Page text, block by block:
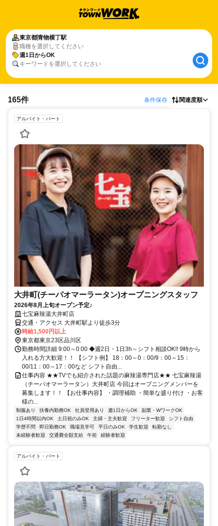
東京都青物横丁駅
職種を選択してください
週1日からOK
キーワードを選択してください
165件 条件保存 関連度順
アルバイト・パート
大井町(チーパオマーラータン)オープニングスタッフ
2026年8月上旬オープン予定♪
七宝麻辣湯大井町店
交通・アクセス 大井町駅より徒歩3分
時給1,500円以上
東京都東京23区品川区
勤務時間詳細 9:00～0:00 ◆週2日・1日3h～シフト相談OK!! 9時から
入れる方大歓迎！！ 【シフト例】 18：00～0：00/9：00～15：
00/11：00～17：00など シフト自由...
仕事内容 ★★TVでも紹介された話題の麻辣湯専門店★★ 七宝麻辣湯
（チーパオマーラータン）大井町店 今回はオープニングメンバーを
募集します！！ 【お仕事内容】 ・調理補助 ・簡単な盛り付け ・お客
様の...
制服あり 扶養内勤務OK 社員登用あり 週1日からOK
副業・WワークOK
1日4時間以内OK
土日祝のみOK 主婦・主夫歓迎 フリーター歓迎
シフト自由
学歴不問
即日勤務OK 職場見学可 平日のみOK 学生歓迎
転勤なし
未経験者歓迎
交通費全額支給 午前 経験者歓迎
アルバイト・パート